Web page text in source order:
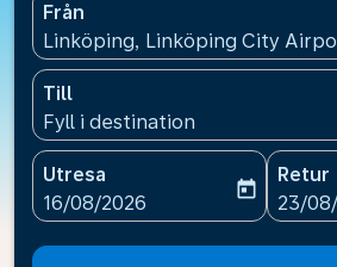
Från
Linköping, Linköping City
Till
Fyll i destination
Utresa
fc-booking-departure-date-
16/08/2026
today
Retur
fc-
23/